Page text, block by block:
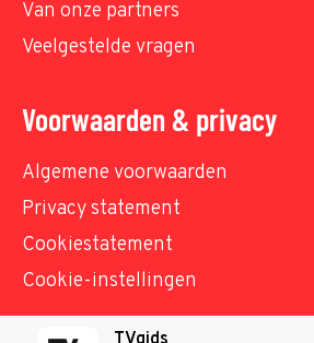
Van onze partners
Veelgestelde vragen
Voorwaarden & privacy
Algemene voorwaarden
Privacy statement
Cookiestatement
Cookie-instellingen